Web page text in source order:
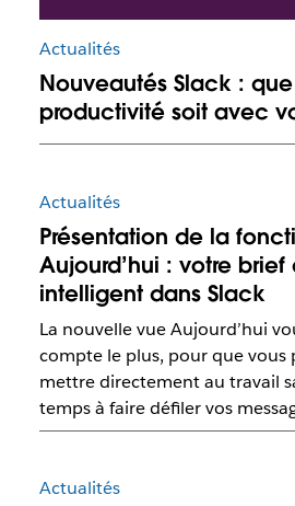
Actualités
Nouveautés Slack :
productivité soit avec
Actualités
Présentation de la
Aujourd’hui : votre
intelligent dans Slack
La nouvelle vue Aujourd’hui
compte le plus, pour que vous
mettre directement au travail
temps à faire défiler vos
Actualités